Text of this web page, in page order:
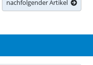
nachfolgender Artikel